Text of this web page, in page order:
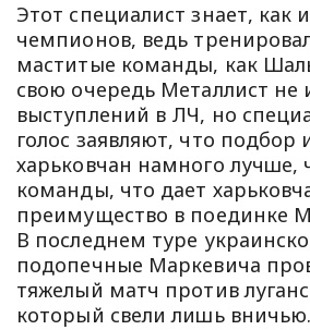
Этот специалист знает, как
чемпионов, ведь
маститые команды, как
свою очередь Металлист не
выступлений в ЛЧ, но
голос заявляют, что подбор
харьковчан намного лучше,
команды, что дает
преимущество в поединке
В последнем туре
подопечные Маркевича
тяжелый матч против
который свели лишь вничью.